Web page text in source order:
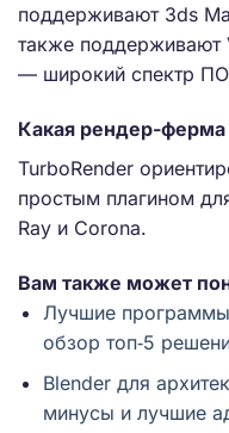
поддерживают 3ds
также поддерживают
— широкий спектр
Какая рендер-
TurboRender
простым плагином
Ray и Corona.
Вам также может
Лучшие
обзор топ‑5
Blender для
минусы и лучшие